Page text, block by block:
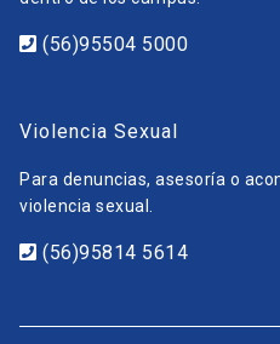
(56)95504 5000
Violencia Sexual
Para denuncias, asesoría o
violencia sexual.
(56)95814 5614